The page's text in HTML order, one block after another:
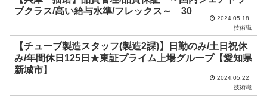
ま
ま
し
プクラス/高い給与水準/フレックス～ 30
2024.05.18
技術職
【チューブ製造スタッフ(製造2課)】日勤のみ/土日祝休
み/年間休日125日★東証プライム上場グループ【愛知県
新城市】
2024.05.22
技術職